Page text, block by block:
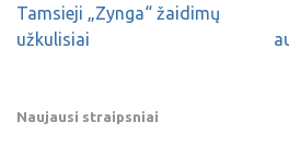
Tamsieji „Zynga“ žaidimų
užkulisiai
Naujausi straipsniai